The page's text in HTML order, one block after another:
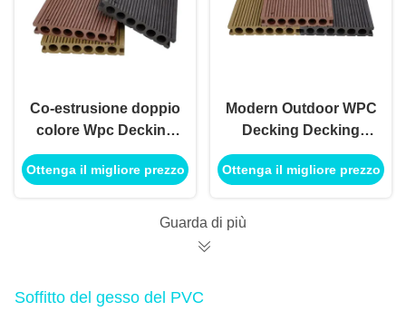
Co-estrusione doppio
colore Wpc Decking
impermeabile fuori
Teak Composite
Ottenga il migliore prezzo
Modern Outdoor WPC
Decking Decking
composito resistente
agli graffi per terrazzi
Ottenga il migliore prezzo
Guarda di più
Soffitto del gesso del PVC